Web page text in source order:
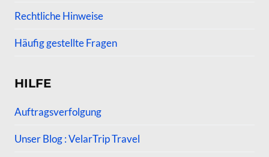
Rechtliche Hinweise
Häufig gestellte Fragen
HILFE
Auftragsverfolgung
Unser Blog : VelarTrip Travel